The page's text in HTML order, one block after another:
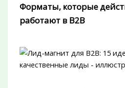
Форматы, которые
работают в B2B